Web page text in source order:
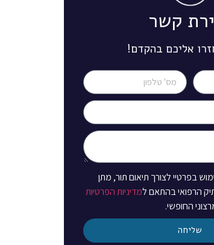
קשר
אליכם בהקדם!
בפרטיי לצורך תיאום תור, מתן
הרפואי בהתאם למדיניות הפרטיות
החופשי.
שליחה